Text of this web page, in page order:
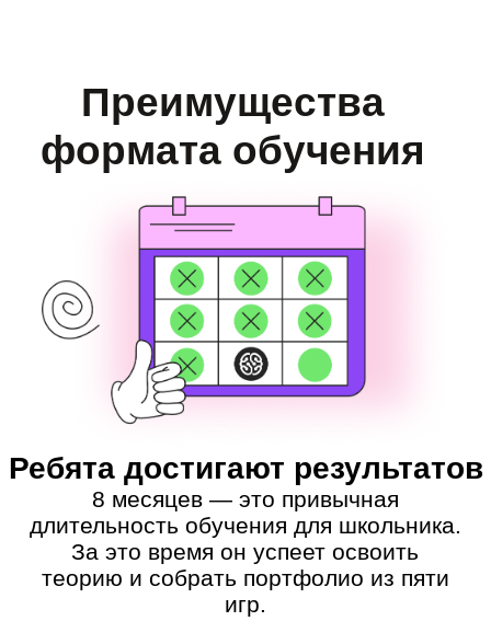
друзей по интересам, создают
совместные проекты и продолжают
общаться даже после обучения.
Получают достаточно
Уроки ведут IT-специалисты
с педагогическим опытом: они отвечают
на вопросы ребят и бережно дают
обратную связь.